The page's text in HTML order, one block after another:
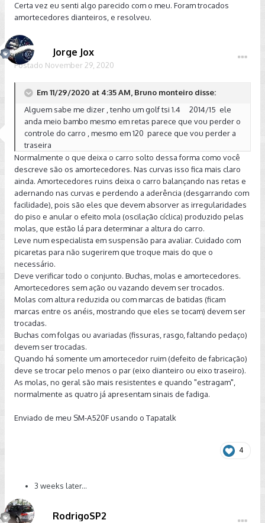
Certa vez eu senti algo parecido com o meu. Foram trocados
amortecedores dianteiros, e resolveu.
Jorge Jox
Postado November 29, 2020
Em 11/29/2020 at 4:35 AM, Bruno monteiro disse:
Alguem sabe me dizer , tenho um golf tsi 1.4 2014/15 ele
anda meio bambo mesmo em retas parece que vou perder o
controle do carro , mesmo em 120 parece que vou perder a
traseira
Normalmente o que deixa o carro solto dessa forma como você
descreve são os amortecedores. Nas curvas isso fica mais claro
ainda. Amortecedores ruins deixa o carro balançando nas retas e
adernando nas curvas e perdendo a aderência (desgarrando com
facilidade), pois são eles que devem absorver as irregularidades
do piso e anular o efeito mola (oscilação cíclica) produzido pelas
molas, que estão lá para determinar a altura do carro.
Leve num especialista em suspensão para avaliar. Cuidado com
picaretas para não sugerirem que troque mais do que o
necessário.
Deve verificar todo o conjunto. Buchas, molas e amortecedores.
Amortecedores sem ação ou vazando devem ser trocados.
Molas com altura reduzida ou com marcas de batidas (ficam
marcas entre os anéis, mostrando que eles se tocam) devem ser
trocadas.
Buchas com folgas ou avariadas (fissuras, rasgo, faltando pedaço)
devem ser trocadas.
Quando há somente um amortecedor ruim (defeito de fabricação)
deve se trocar pelo menos o par (eixo dianteiro ou eixo traseiro).
As molas, no geral são mais resistentes e quando "estragam",
normalmente as quatro já apresentam sinais de fadiga.
Enviado de meu SM-A520F usando o Tapatalk
4
3 weeks later...
RodrigoSP2